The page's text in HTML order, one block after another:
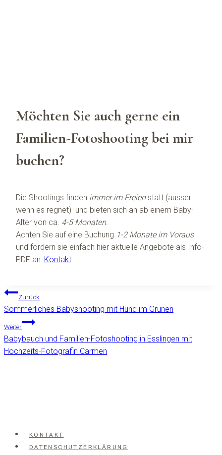
Möchten Sie auch gerne ein
Familien-Fotoshooting bei mir
buchen?
Die Shootings finden immer im Freienstatt (ausser
wenn es regnet) und bieten sich an ab einem Baby-
Alter von ca. 4-5 Monaten.
Achten Sie auf eine Buchung 1-2 Monate im Voraus
und fordern sie einfach hier aktuelle Angebote als Info-
PDF an: Kontakt.
Beitragsnavigation
Zurück
Sommerliches Babyshooting mit Hund im Grünen
Weiter
Babybauch und Familien-Fotoshooting in Esslingen mit
Hochzeits-Fotografin Carmen
KONTAKT
DATENSCHUTZERKLÄRUNG